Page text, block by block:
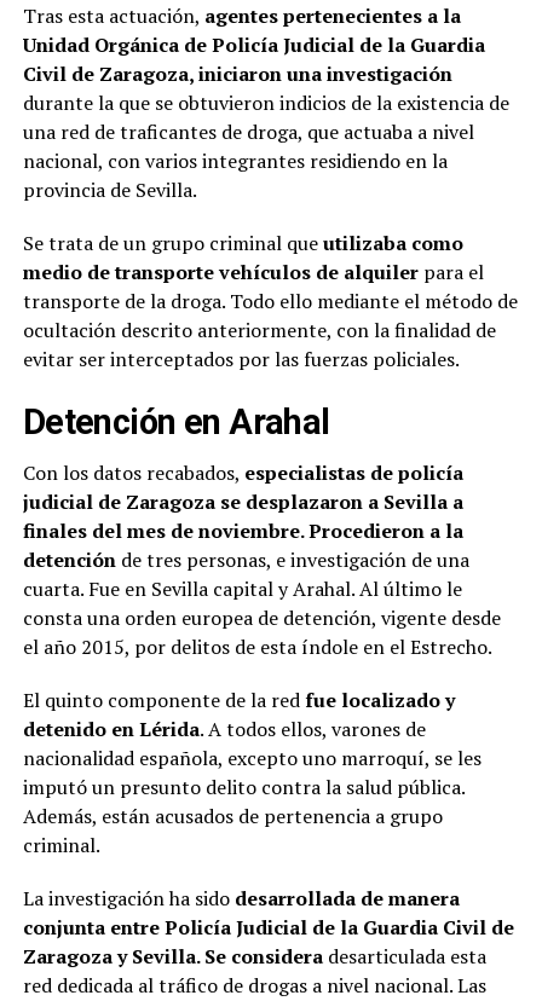
Tras esta actuación, agentes pertenecientes a la
Unidad Orgánica de Policía Judicial de la Guardia
Civil de Zaragoza, iniciaron una investigación
durante la que se obtuvieron indicios de la existencia de
una red de traficantes de droga, que actuaba a nivel
nacional, con varios integrantes residiendo en la
provincia de Sevilla.
Se trata de un grupo criminal queutilizaba como
medio de transporte vehículos de alquilerpara el
transporte de la droga. Todo ello mediante el método de
ocultación descrito anteriormente, con la finalidad de
evitar ser interceptados por las fuerzas policiales.
Detención en Arahal
Con los datos recabados, especialistas de policía
judicial de Zaragoza se desplazaron a Sevilla a
finales del mes de noviembre. Procedieron a la
detención de tres personas, e investigación de una
cuarta. Fue en Sevilla capital y Arahal. Al último le
consta una orden europea de detención, vigente desde
el año 2015, por delitos de esta índole en el Estrecho.
El quinto componente de la redfue localizado y
detenido en Lérida. A todos ellos, varones de
nacionalidad española, excepto uno marroquí, se les
imputó un presunto delito contra la salud pública.
Además, están acusados de pertenencia a grupo
criminal.
La investigación ha sidodesarrollada de manera
conjunta entre Policía Judicial de la Guardia Civil de
Zaragoza y Sevilla. Se considera desarticulada esta
red dedicada al tráfico de drogas a nivel nacional. Las